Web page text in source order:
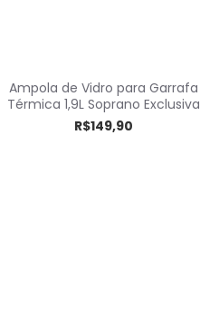
Ampola de Vidro para Garrafa
Térmica 1,9L Soprano Exclusiva
R$149,90